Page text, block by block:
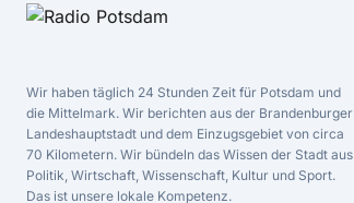
Wir haben täglich 24 Stunden Zeit für Potsdam und
die Mittelmark. Wir berichten aus der Brandenburger
Landeshauptstadt und dem Einzugsgebiet von circa
70 Kilometern. Wir bündeln das Wissen der Stadt aus
Politik, Wirtschaft, Wissenschaft, Kultur und Sport.
Das ist unsere lokale Kompetenz.